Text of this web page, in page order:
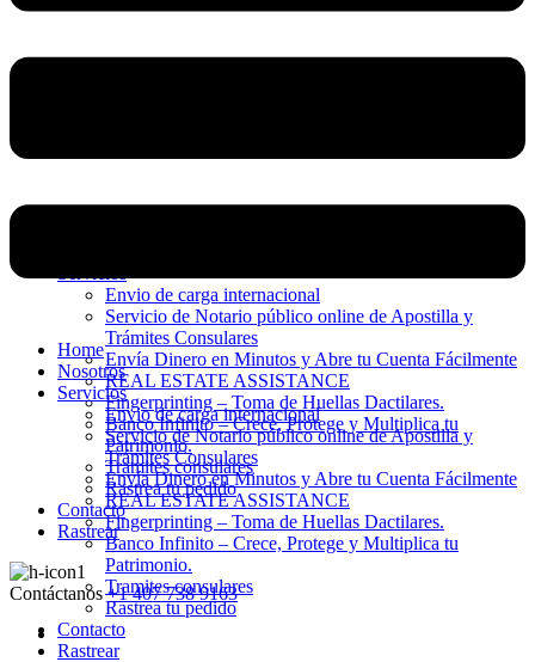
Envio de carga internacional
Servicio de Notario público online de Apostilla y
Trámites Consulares
Envía Dinero en Minutos y Abre tu Cuenta Fácilmente
REAL ESTATE ASSISTANCE
Fingerprinting – Toma de Huellas Dactilares.
Banco Infinito – Crece, Protege y Multiplica tu
Patrimonio.
Tramites consulares
Rastrea tu pedido
Contacto
Rastrear
Contáctanos +1 407 738 9163
Home
Nosotros
Servicios
Envio de carga internacional
Servicio de Notario público online de Apostilla y
Trámites Consulares
Envía Dinero en Minutos y Abre tu Cuenta Fácilmente
REAL ESTATE ASSISTANCE
Fingerprinting – Toma de Huellas Dactilares.
Banco Infinito – Crece, Protege y Multiplica tu
Patrimonio.
Tramites consulares
Rastrea tu pedido
Contacto
Rastrear